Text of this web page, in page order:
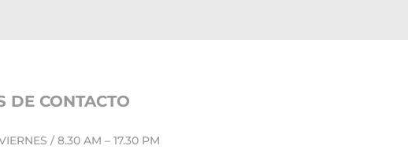
DE CONTACTO
/ 8.30 AM – 17.30 PM